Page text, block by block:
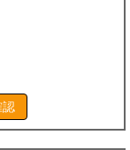
認